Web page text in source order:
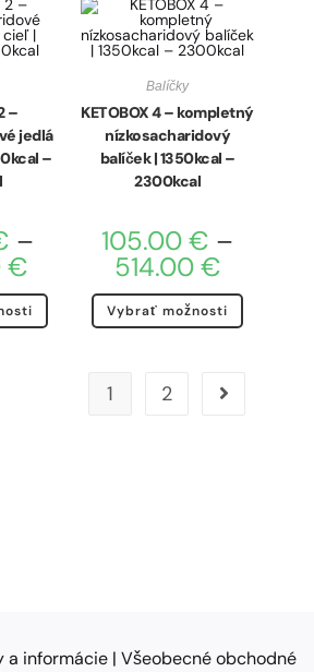
–
jedlá
–
–
€
Balíčky
KETOBOX 4 – kompletný
nízkosacharidový
balíček | 1350kcal –
2300kcal
105.00€ –
514.00€
Vybrať možnosti
1 2
a informácie| Všeobecné obchodné